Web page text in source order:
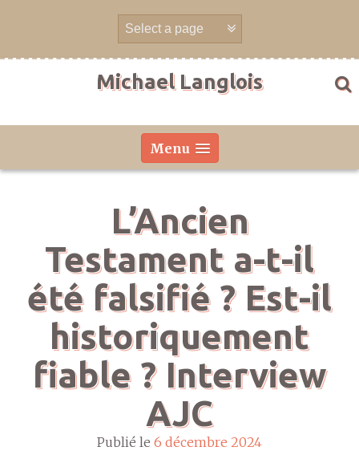
Michael Langlois
Menu
L’Ancien
Testament a-t-il
été falsifié ? Est-il
historiquement
fiable ? Interview
AJC
Publié le 6 décembre 2024